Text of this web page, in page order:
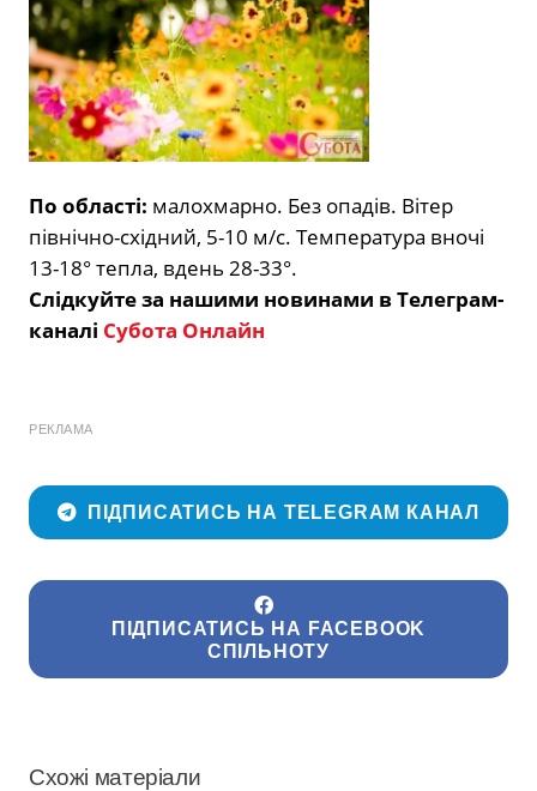
По області: малохмарно. Без опадів. Вітер
північно-східний, 5-10 м/с. Температура вночі
13-18° тепла, вдень 28-33°.
Слідкуйте за нашими новинами в Телеграм-
каналі Субота Онлайн
РЕКЛАМА
ПІДПИСАТИСЬ НА TELEGRAM КАНАЛ
ПІДПИСАТИСЬ НА FACEBOOK
СПІЛЬНОТУ
Схожі матеріали